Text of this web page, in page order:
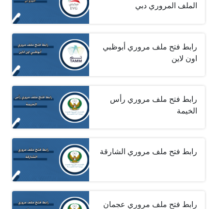
الملف المروري دبي
رابط فتح ملف مروري أبوظبي
اون لاين
رابط فتح ملف مروري رأس
الخيمة
رابط فتح ملف مروري الشارقة
رابط فتح ملف مروري عجمان